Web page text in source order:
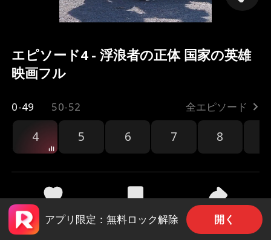
エピソード4 - 浮浪者の正体 国家の英雄
映画フル
0-49 50-52 全エピソード
4 5 6 7 8
78 1.6k 共有
アプリ限定：無料ロック解除 開く